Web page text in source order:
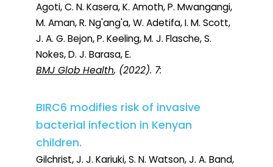
Agoti, C. N. Kasera, K. Amoth, P. Mwangangi,
M. Aman, R. Ng'ang'a, W. Adetifa, I. M. Scott,
J. A. G. Bejon, P. Keeling, M. J. Flasche, S.
Nokes, D. J. Barasa, E.
BMJ Glob Health, (2022). 7:
BIRC6 modifies risk of invasive
bacterial infection in Kenyan
children.
Gilchrist, J. J. Kariuki, S. N. Watson, J. A. Band,